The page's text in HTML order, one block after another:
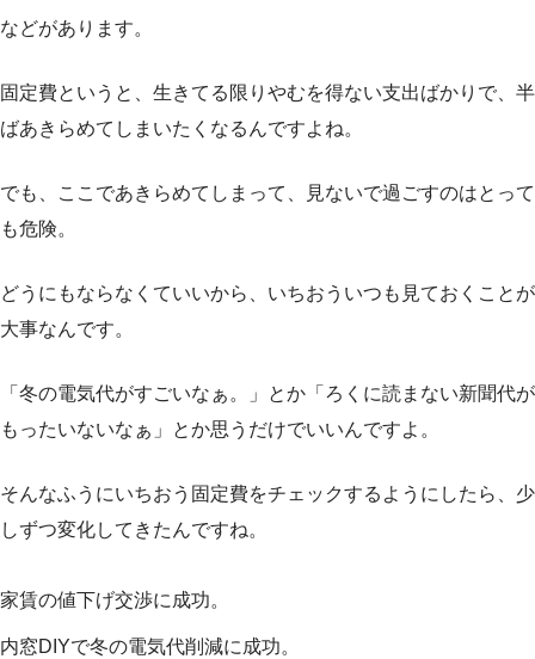
などがあります。
固定費というと、生きてる限りやむを得ない支出ばかりで、半
ばあきらめてしまいたくなるんですよね。
でも、ここであきらめてしまって、見ないで過ごすのはとって
も危険。
どうにもならなくていいから、いちおういつも見ておくことが
大事なんです。
「冬の電気代がすごいなぁ。」とか「ろくに読まない新聞代が
もったいないなぁ」とか思うだけでいいんですよ。
そんなふうにいちおう固定費をチェックするようにしたら、少
しずつ変化してきたんですね。
家賃の値下げ交渉に成功。
内窓DIYで冬の電気代削減に成功。